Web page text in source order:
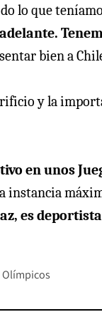
lo que
bien a
y la
en unos
instancia
es